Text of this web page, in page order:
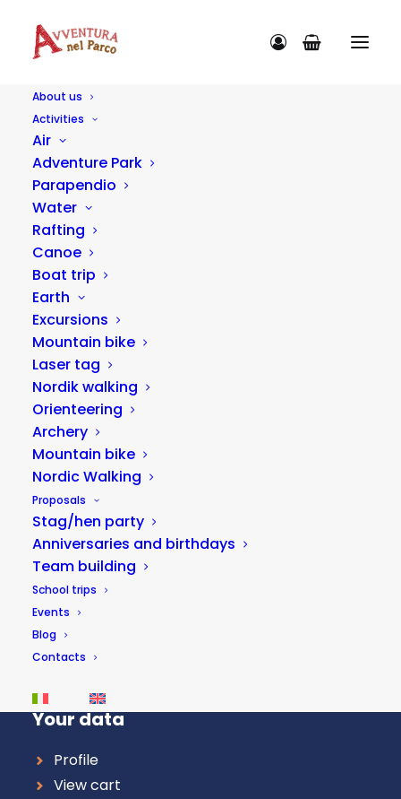
About us
Activities
Air
Adventure Park
Parapendio
Water
Rafting
Canoe
Boat trip
Earth
Excursions
Mountain bike
Laser tag
Nordik walking
Orienteering
Archery
Mountain bike
Nordic Walking
Proposals
Stag/hen party
Anniversaries and birthdays
Team building
School trips
Events
Blog
Contacts
Nothing found.
ACTIVITY CATEGORIES
Useful links
About us
Where to eat and sleep
Terms and conditions
Become Partner
Triathlon courses
Weather forecast for Lake Fiastra
Weather forecast for Norcia
Your data
Profile
View cart